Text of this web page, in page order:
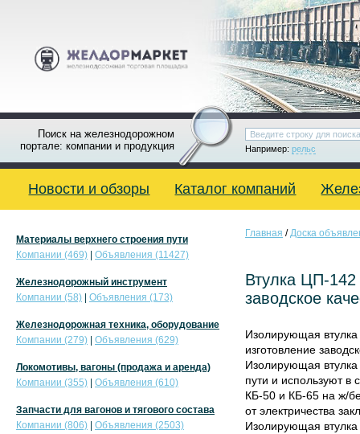
Поиск на железнодорожном
портале: компании и продукция
Например: рельс
Новости и обзоры Каталог компаний
Главная /Доска
Втулка ЦП-
заводское
Изолирующая
изготовление
Изолирующая
пути и используют в
КБ-50 и КБ-65 на ж/
от электричества
Изолирующая втулка
Материалы верхнего строения пути
Компании (469)
Объявления (11427)
Железнодорожный инструмент
Компании (58)
Объявления (173)
Железнодорожная техника, оборудование
Компании (279)
Объявления (629)
Локомотивы, вагоны (продажа и аренда)
Компании (355)
Объявления (610)
Запчасти для вагонов и тягового состава
Компании (806)
Объявления (2503)